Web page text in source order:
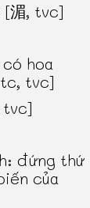
[湄, tvc]
hoa
tvc]
tvc]
đứng thứ
của